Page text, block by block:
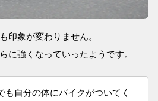
印象が変わりません。
に強くなっていったようです。
も自分の体にバイクがついてく